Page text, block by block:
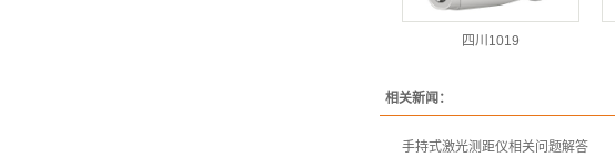
四川1019
相关新闻：
手持式激光测距仪相关问题解答